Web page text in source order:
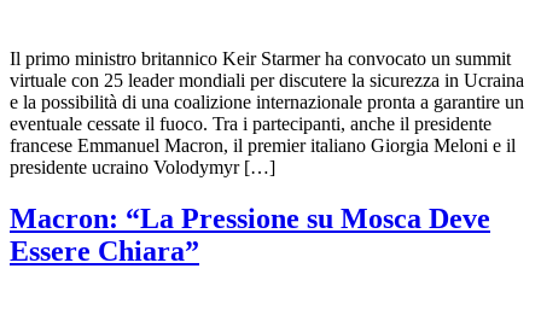
Il primo ministro britannico Keir Starmer ha convocato un summit
virtuale con 25 leader mondiali per discutere la sicurezza in Ucraina
e la possibilità di una coalizione internazionale pronta a garantire un
eventuale cessate il fuoco. Tra i partecipanti, anche il presidente
francese Emmanuel Macron, il premier italiano Giorgia Meloni e il
presidente ucraino Volodymyr […]
Macron: “La Pressione su Mosca Deve
Essere Chiara”